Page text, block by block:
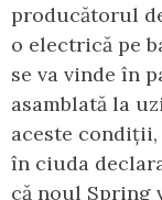
producătorul
o electrică pe
se va vinde în
asamblată la
aceste
în ciuda
că noul Spring